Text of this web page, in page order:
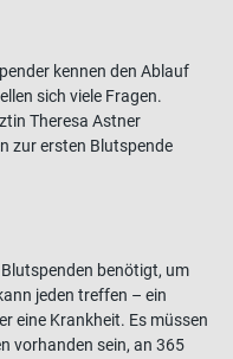
kennen den Ablauf
sich viele Fragen.
Theresa Astner
zur ersten Blutspende
benötigt, um
jeden treffen – ein
eine Krankheit. Es müssen
vorhanden sein, an 365